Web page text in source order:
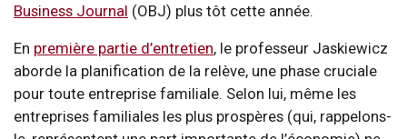
Business Journal (OBJ) plus tôt cette année.
En première partie d’entretien, le professeur Jaskiewicz
aborde la planification de la relève, une phase cruciale
pour toute entreprise familiale. Selon lui, même les
entreprises familiales les plus prospères (qui, rappelons-